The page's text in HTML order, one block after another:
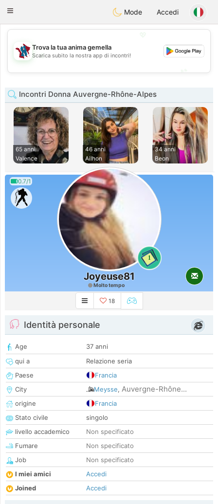
Taimerais
Toggle
Mode Accedi
💖
💕
Trova la tua anima gemella
Scarica subito la nostra app di incontri!
Incontri Donna Auvergne-Rhône-Alpes
65 anni
Valence
46 anni
Ailhon
34 anni
Beon
0.7/1
1
Joyeuse81
Molto tempo
18
Identità personale
Age
37 anni
qui a
Relazione seria
Paese
Francia
City
Meysse, Auvergne-Rhône...
origine
Francia
Stato civile
singolo
livello accademico
Non specificato
Fumare
Non specificato
Job
Non specificato
I miei amici
Accedi
Joined
Accedi